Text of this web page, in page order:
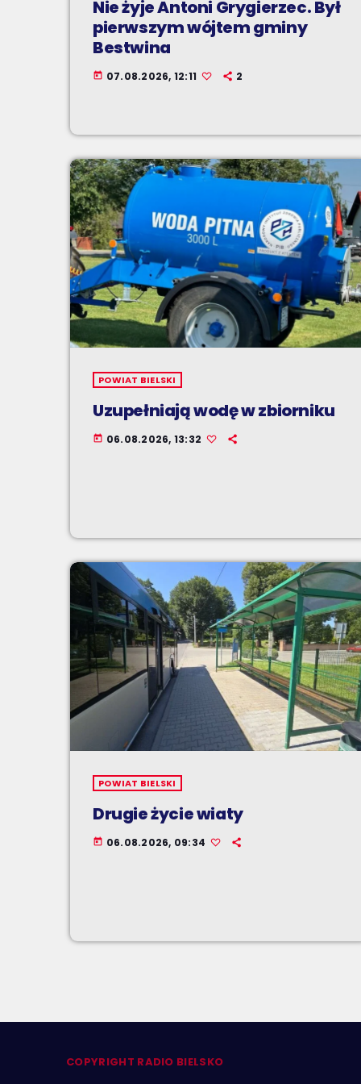
Nie żyje Antoni Grygierzec. Był
pierwszym wójtem gminy
Bestwina
today 07.08.2026, 12:11 2
POWIAT BIELSKI
Uzupełniają wodę w zbiorniku
today 06.08.2026, 13:32
POWIAT BIELSKI
Drugie życie wiaty
today 06.08.2026, 09:34
COPYRIGHT RADIO BIELSKO